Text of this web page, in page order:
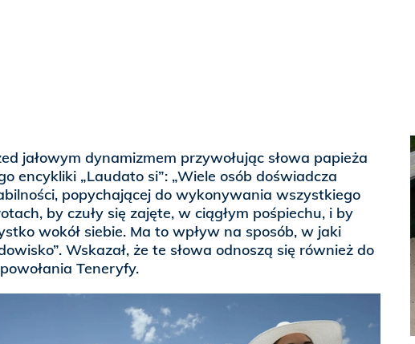
jałowym dynamizmem przywołując słowa papieża
encykliki „Laudato si”: „Wiele osób doświadcza
popychającej do wykonywania wszystkiego
by czuły się zajęte, w ciągłym pośpiechu, i by
wokół siebie. Ma to wpływ na sposób, w jaki
Wskazał, że te słowa odnoszą się również do
Teneryfy.